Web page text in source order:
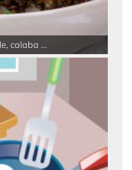
calaba ...